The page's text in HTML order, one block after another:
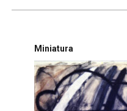
Miniatura